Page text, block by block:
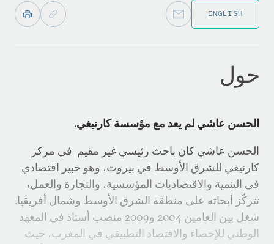
ENGLISH
حول
الحسن عاشي لم يعد مع مؤسسة كارنيغي.
الحسن عاشي كان باحث رئيسي غير مقيم في مركز
كارنيغي للشرق الأوسط في بيروت، وهو خبير اقتصادي
في التنمية والاقتصاديات المؤسسية، والتجارة والعمل،
تتركّز أبحاثه على منطقة الشرق الأوسط وشمال أفريقيا.
شغل بين العامين 2004 و2009 منصب أستاذ في المعهد
الوطني للإحصاء والاقتصاد التطبيقي في المغرب، حيث